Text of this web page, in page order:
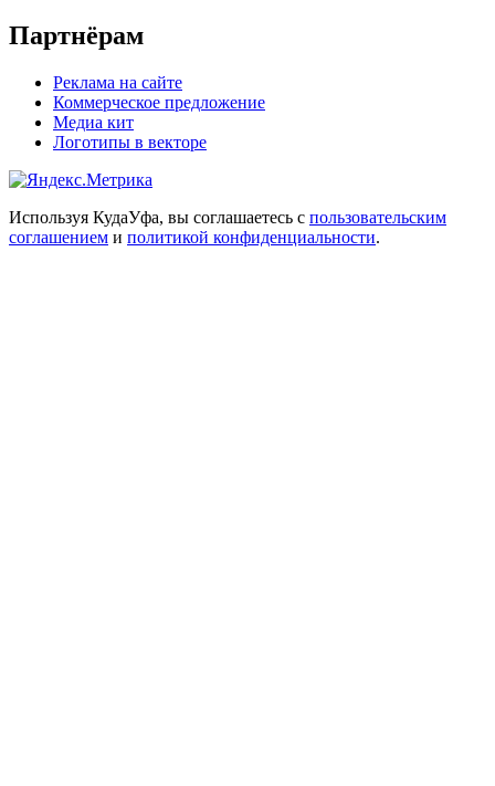
Партнёрам
Реклама на сайте
Коммерческое предложение
Медиа кит
Логотипы в векторе
Используя КудаУфа, вы соглашаетесь с пользовательским
соглашением и политикой конфиденциальности.